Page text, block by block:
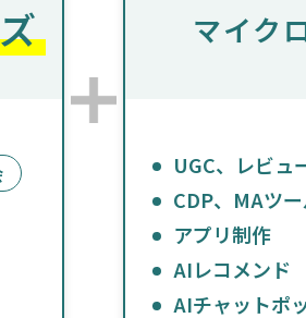
マイク
UGC、レビュ
CDP、MAツ
アプリ制作
AIレコメンド
AIチャットポ